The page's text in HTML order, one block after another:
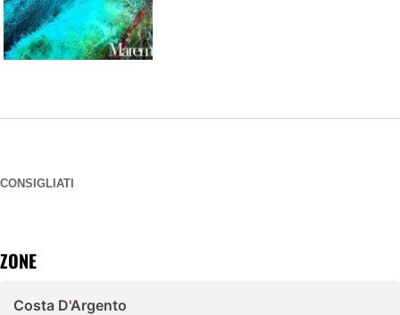
CONSIGLIATI
ZONE
Costa D'Argento